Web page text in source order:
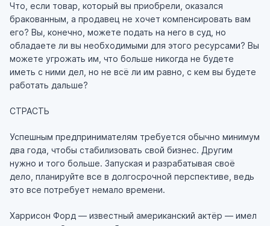
Что, если товар, который вы приобрели, оказался
бракованным, а продавец не хочет компенсировать вам
его? Вы, конечно, можете подать на него в суд, но
обладаете ли вы необходимыми для этого ресурсами? Вы
можете угрожать им, что больше никогда не будете
иметь с ними дел, но не всё ли им равно, с кем вы будете
работать дальше?
СТРАСТЬ
Успешным предпринимателям требуется обычно минимум
два года, чтобы стабилизовать свой бизнес. Другим
нужно и того больше. Запуская и разрабатывая своё
дело, планируйте все в долгосрочной перспективе, ведь
это все потребует немало времени.
Харрисон Форд — известный американский актёр — имел